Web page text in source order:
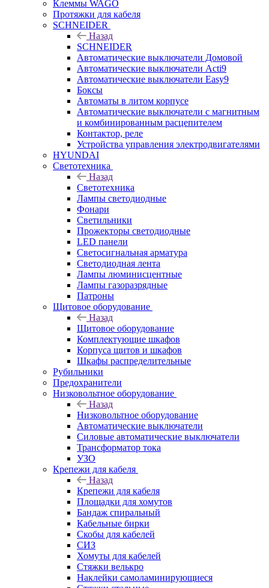
Клеммы WAGO
Протяжки для кабеля
SCHNEIDER
Назад
SCHNEIDER
Автоматические выключатели Домовой
Автоматические выключатели Acti9
Автоматические выключатели Easy9
Боксы
Автоматы в литом корпусе
Автоматические выключатели с магнитным
и комбинированным расцепителем
Контактор, реле
Устройства управления электродвигателями
HYUNDAI
Светотехника
Назад
Светотехника
Лампы светодиодные
Фонари
Светильники
Прожекторы светодиодные
LED панели
Светосигнальная арматура
Светодиодная лента
Лампы люминисцентные
Лампы газоразрядные
Патроны
Щитовое оборудование
Назад
Щитовое оборудование
Комплектующие шкафов
Корпуса щитов и шкафов
Шкафы распределительные
Рубильники
Предохранители
Низковольтное оборудование
Назад
Низковольтное оборудование
Автоматические выключатели
Силовые автоматические выключатели
Трансформатор тока
УЗО
Крепежи для кабеля
Назад
Крепежи для кабеля
Площадки для хомутов
Бандаж спиральный
Кабельные бирки
Cкобы для кабелей
СИЗ
Хомуты для кабелей
Стяжки велькро
Наклейки самоламинирующиеся